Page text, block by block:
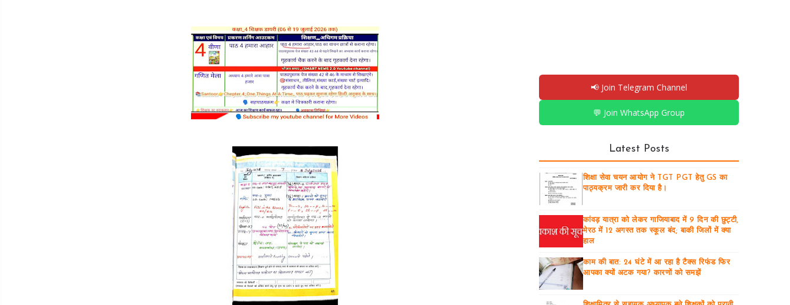
📢 Join Telegram Channel
💬 Join WhatsApp Group
Latest Posts
शिक्षा सेवा चयन आयोग ने TGT PGT हेतु GS का
पाठ्यक्रम जारी कर दिया है।
कांवड़ यात्रा को लेकर गाजियाबाद में 9 दिन की छुट्टी,
मेरठ में 12 अगस्त तक स्कूल बंद; बाकी जिलों में क्या
हाल
काम की बात: 24 घंटे में आ रहा है टैक्स रिफंड फिर
आपका क्यों अटक गया? कारणों को समझें